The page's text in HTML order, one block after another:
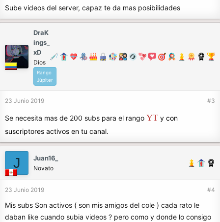
Sube videos del server, capaz te da mas posibilidades
DraK
ings_
xD
Dios
Rango
Júpiter
23 Junio 2019 #3
Se necesita mas de 200 subs para el rango YT y con
suscriptores activos en tu canal.
J Juan16_
Novato
23 Junio 2019 #4
Mis subs Son activos ( son mis amigos del cole ) cada rato le
daban like cuando subia videos ? pero como y donde lo consigo